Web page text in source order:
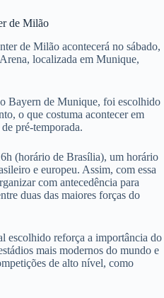
de Milão
de Milão acontecerá no sábado,
localizada em Munique,
Bayern de Munique, foi escolhido
o que costuma acontecer em
pré-temporada.
(horário de Brasília), um horário
e europeu. Assim, com essa
com antecedência para
duas das maiores forças do
escolhido reforça a importância do
mais modernos do mundo e
de alto nível, como